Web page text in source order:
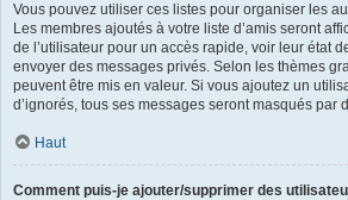
Vous pouvez utiliser ces listes pour organiser les
Les membres ajoutés à votre liste d’amis seront
de l’utilisateur pour un accès rapide, voir leur état
envoyer des messages privés. Selon les thèmes
peuvent être mis en valeur. Si vous ajoutez un
d’ignorés, tous ses messages seront masqués par
Haut
Comment puis-je ajouter/supprimer des